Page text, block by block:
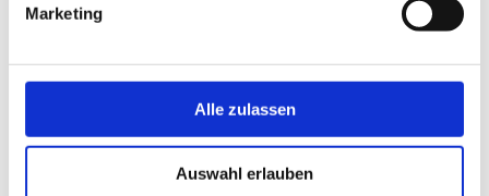
Marketing
Alle zulassen
Auswahl erlauben
auch das Österreichische Museumsgütesiegel trägt.
Hemmers über aktuelle Vorhaben und Projekte des Verbundes
Oberösterreichischer Museen sowie über bevorstehende Termine
und Fortbildungsveranstaltungen.
Danach nutzte Wilhelm J. Hochreiter die Gelegenheit und stellte in
Sendereihe Mühlviertler Museumsstraße